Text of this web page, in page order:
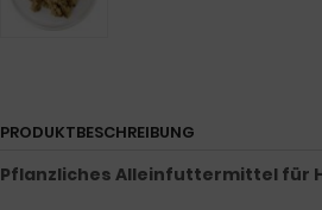
PRODUKTBESCHREIBUNG
Pflanzliches Alleinfuttermittel für